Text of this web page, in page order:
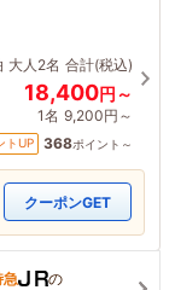
大人2名 合計(税込)
18,400円～
1名 9,200円～
トUP 368ポイント～
クーポンGET
の